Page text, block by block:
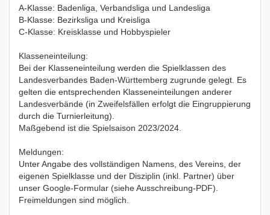
A-Klasse: Badenliga, Verbandsliga und Landesliga
B-Klasse: Bezirksliga und Kreisliga
C-Klasse: Kreisklasse und Hobbyspieler
Klasseneinteilung:
Bei der Klasseneinteilung werden die Spielklassen des
Landesverbandes Baden-Württemberg zugrunde gelegt. Es
gelten die entsprechenden Klasseneinteilungen anderer
Landesverbände (in Zweifelsfällen erfolgt die Eingruppierung
durch die Turnierleitung).
Maßgebend ist die Spielsaison 2023/2024.
Meldungen:
Unter Angabe des vollständigen Namens, des Vereins, der
eigenen Spielklasse und der Disziplin (inkl. Partner) über
unser Google-Formular (siehe Ausschreibung-PDF).
Freimeldungen sind möglich.